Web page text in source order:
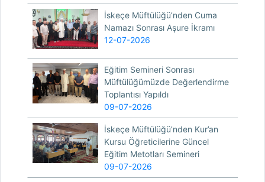
İskeçe Müftülüğü’nden Cuma
Namazı Sonrası Aşure İkramı
12-07-2026
Eğitim Semineri Sonrası
Müftülüğümüzde Değerlendirme
Toplantısı Yapıldı
09-07-2026
İskeçe Müftülüğü’nden Kur’an
Kursu Öğreticilerine Güncel
Eğitim Metotları Semineri
09-07-2026